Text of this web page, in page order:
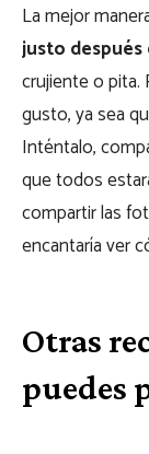
La mejor
justo
crujiente o pita.
gusto, ya sea
Inténtalo,
que todos
compartir las
encantaría ver
Otras
puedes